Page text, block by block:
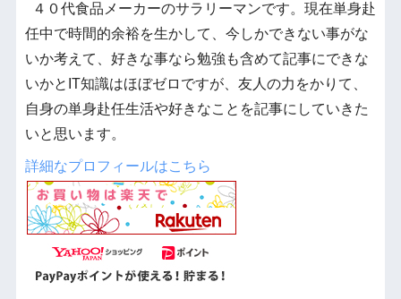
４０代食品メーカーのサラリーマンです。現在単身赴
任中で時間的余裕を生かして、今しかできない事がな
いか考えて、好きな事なら勉強も含めて記事にできな
いかとIT知識はほぼゼロですが、友人の力をかりて、
自身の単身赴任生活や好きなことを記事にしていきた
いと思います。
詳細なプロフィールはこちら